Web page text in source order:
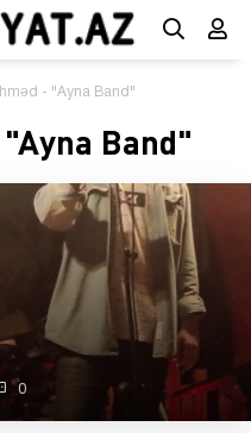
- "Ayna Band"
Band"
0